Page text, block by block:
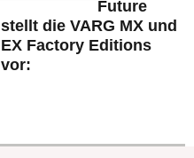
Future
stellt die VARG MX und
EX Factory Editions
vor: